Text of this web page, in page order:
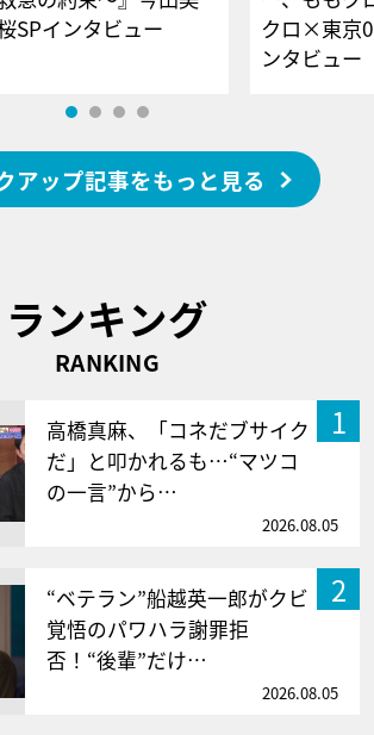
SPインタビュー
クロ×東京
ンタビュー
アップ記事をもっと見る
ランキング
RANKING
1
高橋真麻、「コネだブサイク
だ」と叩かれるも…“マツコ
の一言”から…
2026.08.05
2
“ベテラン”船越英一郎がクビ
覚悟のパワハラ謝罪拒
否！“後輩”だけ…
2026.08.05